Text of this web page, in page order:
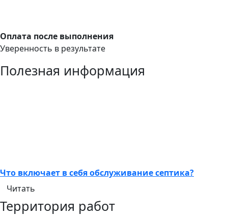
Оплата после выполнения
Уверенность в результате
Полезная информация
Что включает в себя обслуживание септика?
Читать
Территория работ